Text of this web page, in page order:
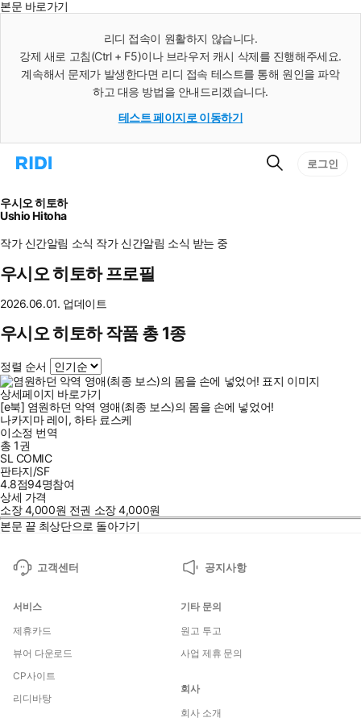
본문 바로가기
리디 접속이 원활하지 않습니다.
강제 새로 고침(Ctrl + F5)이나 브라우저 캐시 삭제를 진행해주세요.
계속해서 문제가 발생한다면 리디 접속 테스트를 통해 원인을 파악
하고 대응 방법을 안내드리겠습니다.
테스트 페이지로 이동하기
리
으
로
동
검
로그인
우시오 히토하
Ushio Hitoha
작가 신간알림 소식 작가 신간알림 소식 받는 중
우시오 히토하 프로필
2026.06.01. 업데이트
우시오 히토하 작품 총 1종
정렬 순서
상세페이지 바로가기
[e북] 염원하던 악역 영애(최종 보스)의 몸을 손에 넣었어!
나카지마 레이,하타 료스케
이소정 번역
총 1권
SL COMIC
판타지/SF
4.8점94명참여
상세 가격
소장4,000원 전권 소장4,000원
본문 끝 최상단으로 돌아가기
고객센터 공지사항
서비스
제휴카드
뷰어 다운로드
CP사이트
리디바탕
기타 문의
원고 투고
사업 제휴 문의
회사
회사 소개